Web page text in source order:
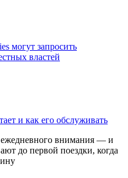
могут запросить
властей
и как его обслуживать
ежедневного внимания — и
до первой поездки, когда